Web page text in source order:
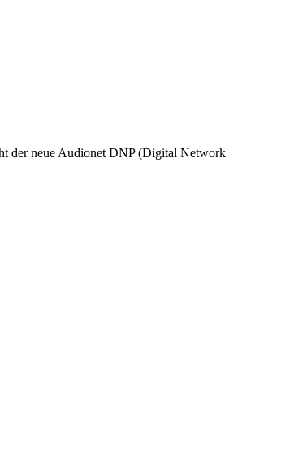
der neue Audionet DNP (Digital Network